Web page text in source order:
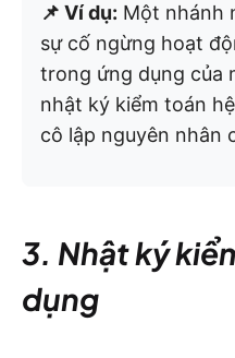
📌 Ví dụ: Một nhánh
sự cố ngừng hoạt
trong ứng dụng của
nhật ký kiểm toán
cô lập nguyên nhân
3. Nhật ký
dụng